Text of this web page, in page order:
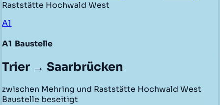
Raststätte Hochwald West
A1
A1 Baustelle
Trier → Saarbrücken
zwischen Mehring und Raststätte Hochwald West
Baustelle beseitigt